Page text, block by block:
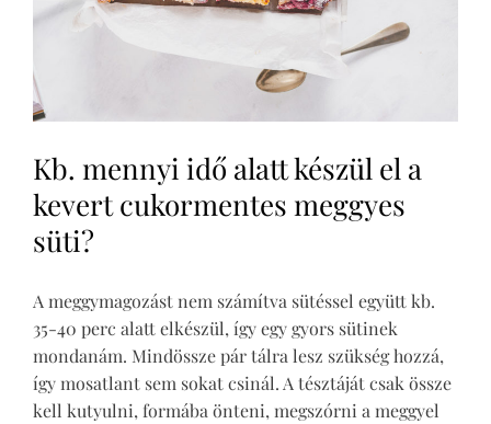
Kb. mennyi idő alatt készül el a
kevert cukormentes meggyes
süti?
A meggymagozást nem számítva sütéssel együtt kb.
35-40 perc alatt elkészül, így egy gyors sütinek
mondanám. Mindössze pár tálra lesz szükség hozzá,
így mosatlant sem sokat csinál. A tésztáját csak össze
kell kutyulni, formába önteni, megszórni a meggyel